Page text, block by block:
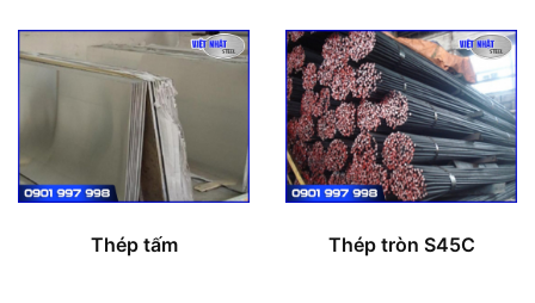
Thép tấm Thép tròn S45C